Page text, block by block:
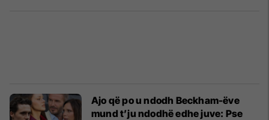
Ajo që po u ndodh Beckham-ëve
mund t’ju ndodhë edhe juve: Pse